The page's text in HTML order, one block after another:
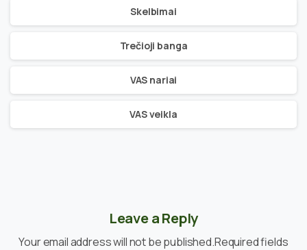
Skelbimai
Trečioji banga
VAS nariai
VAS veikla
Leave a Reply
Your email address will not be published.Required fields